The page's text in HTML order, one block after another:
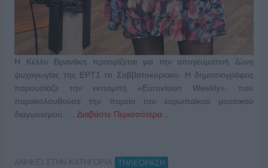
Η Κέλλυ Βρανάκη προορίζεται για την απογευματινή ζώνη
ψυχαγωγίας της ΕΡΤ1 το Σαββατοκύριακο. Η δημοσιογράφος
παρουσίαζε την εκπομπή «Eurovision Weekly», που
παρακολουθούσε την πορεία του ευρωπαϊκού μουσικού
διαγωνισμού. … Διαβάστε Περισσότερα...
ΑΝΗΚΕΙ ΣΤΗΝ ΚΑΤΗΓΟΡΙΑ: ΤΗΛΕΟΡΑΣΗ